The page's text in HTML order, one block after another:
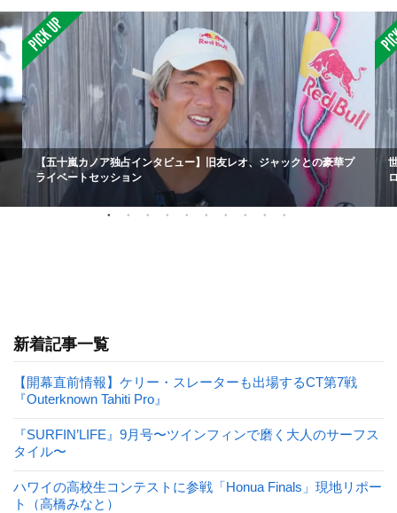
【五十嵐カノア独占インタビュー】旧友レオ、ジャックとの豪華プ
ライベートセッション
新着記事一覧
【開幕直前情報】ケリー・スレーターも出場するCT第7戦
『Outerknown Tahiti Pro』
『SURFIN’LIFE』9月号〜ツインフィンで磨く大人のサーフス
タイル〜
ハワイの高校生コンテストに参戦「Honua Finals」現地リポー
ト（高橋みなと）